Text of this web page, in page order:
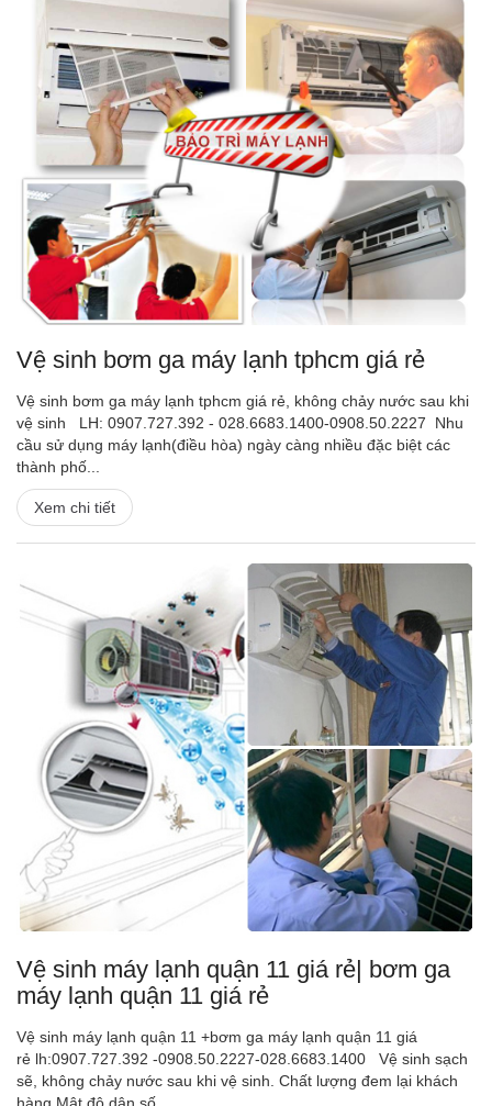
Vệ sinh bơm ga máy lạnh tphcm giá rẻ
Vệ sinh bơm ga máy lạnh tphcm giá rẻ, không chảy nước sau khi
vệ sinh LH: 0907.727.392 - 028.6683.1400-0908.50.2227 Nhu
cầu sử dụng máy lạnh(điều hòa) ngày càng nhiều đặc biệt các
thành phố...
Xem chi tiết
Vệ sinh máy lạnh quận 11 giá rẻ| bơm ga
máy lạnh quận 11 giá rẻ
Vệ sinh máy lạnh quận 11 +bơm ga máy lạnh quận 11 giá
rẻ lh:0907.727.392 -0908.50.2227-028.6683.1400 Vệ sinh sạch
sẽ, không chảy nước sau khi vệ sinh. Chất lượng đem lại khách